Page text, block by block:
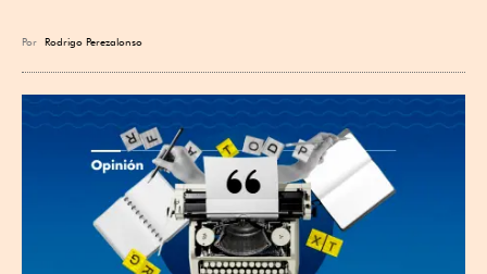
Por Rodrigo Perezalonso